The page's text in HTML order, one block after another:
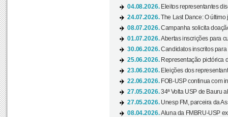
04.08.2026. Eleitos representantes
24.07.2026.The Last Dance: O
08.07.2026.Campanha solicita
01.07.2026.Abertas inscrições para
30.06.2026.Candidatos inscritos
25.06.2026. Representação pictórica
23.06.2026. Eleições dos
22.06.2026. FOB-USP continua com
27.05.2026.34ª Volta USP de Bauru
27.05.2026. Unesp FM, parceira da
08.04.2026.Aluna da FMBRU-USP